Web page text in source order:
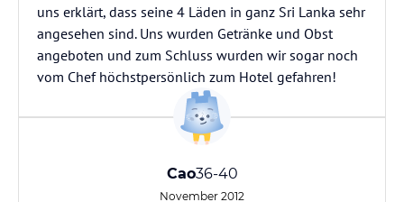
uns erklärt, dass seine 4 Läden in ganz Sri Lanka sehr
angesehen sind. Uns wurden Getränke und Obst
angeboten und zum Schluss wurden wir sogar noch
vom Chef höchstpersönlich zum Hotel gefahren!
Cao36-40
November 2012